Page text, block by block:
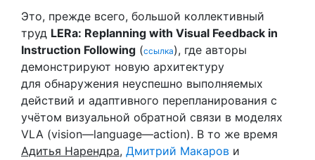
Это, прежде всего, большой коллективный
труд LERa: Replanning with Visual Feedback in
Instruction Following (ссылка), где авторы
демонстрируют новую архитектуру
для обнаружения неуспешно выполняемых
действий и адаптивного перепланирования с
учётом визуальной обратной связи в моделях
VLA (vision—language—action). В то же время
Адитья Нарендра, Дмитрий Макаров и